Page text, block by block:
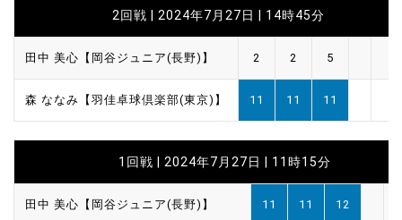
2回戦 | 2024年7月27日 | 14時45分
田中 美心【岡谷ジュニア(長野)】 2 2 5
森 ななみ【羽佳卓球倶楽部(東京)】 11 11 11
1回戦 | 2024年7月27日 | 11時15分
田中 美心【岡谷ジュニア(長野)】 11 11 12